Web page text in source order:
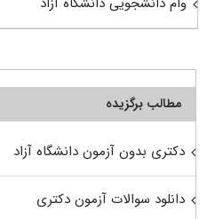
مطالب برگزیده
دکتری بدون آزمون دانشگاه آزاد
دانلود سوالات آزمون دکتری